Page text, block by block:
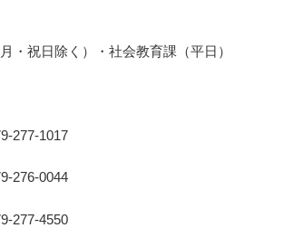
・祝日除く）・社会教育課（平日）
277-1017
276-0044
277-4550